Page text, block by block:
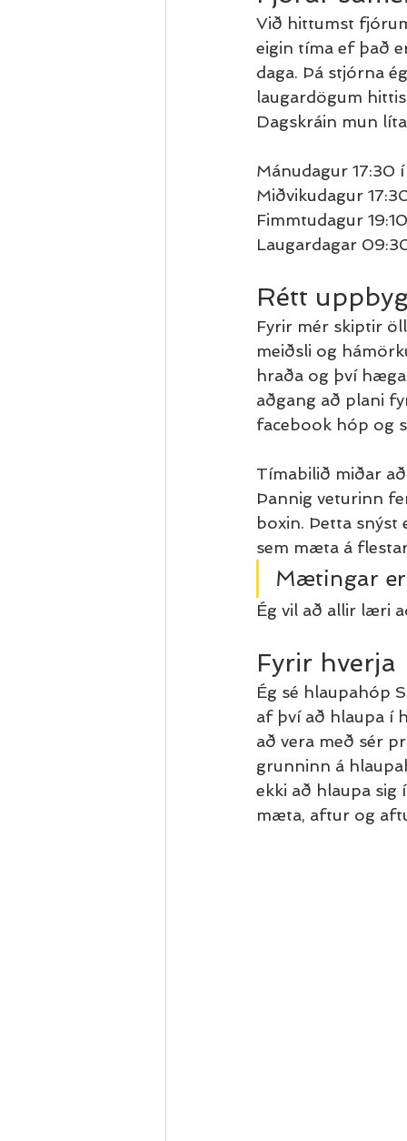
Við hittumst
eigin tíma ef það
daga. Þá stjórna
laugardögum
Dagskráin mun
Mánudagur 17:30
Miðvikudagur
Fimmtudagur
Laugardagar
Rétt
Fyrir mér skiptir
meiðsli og
hraða og því
aðgang að plani
facebook hóp og
Tímabilið miðar
Þannig veturinn
boxin. Þetta snýst
sem mæta á
Mætingar
Ég vil að allir læri
Fyrir hverja
Ég sé hlaupahóp
af því að hlaupa í
að vera með sér
grunninn á
ekki að hlaupa
mæta, aftur og